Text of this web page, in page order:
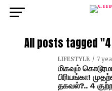
All posts tagged
LIFESTYLE 7
மிகவும்
பிரியங்கா!
தகவல்?.. 4